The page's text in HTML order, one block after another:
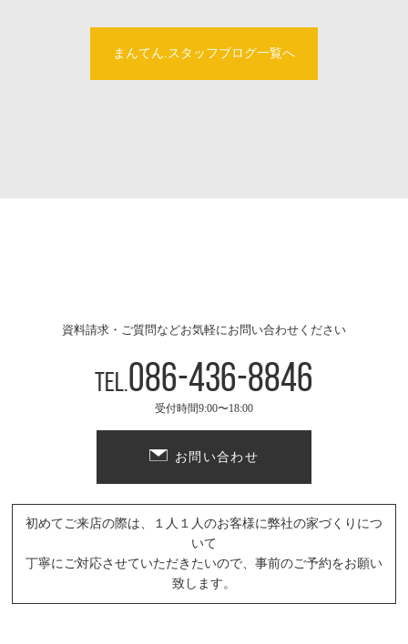
まんてん.スタッフブログ一覧へ
資料請求・ご質問などお気軽にお問い合わせください
Tel.086-436-8846
受付時間9:00〜18:00
お問い合わせ
初めてご来店の際は、１人１人のお客様に弊社の家づくりにつ
いて
丁寧にご対応させていただきたいので、事前のご予約をお願い
致します。